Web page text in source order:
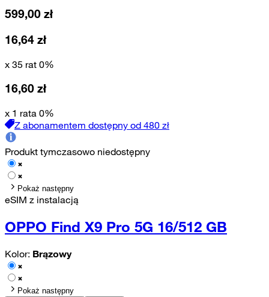
599,00 zł
16,64 zł
x 35 rat 0%
16,60 zł
x 1 rata 0%
Z abonamentem dostępny od 480 zł
Produkt tymczasowo niedostępny
Pokaż następny
eSIM z instalacją
OPPO Find X9 Pro 5G 16/512 GB
Kolor: Brązowy
Pokaż następny